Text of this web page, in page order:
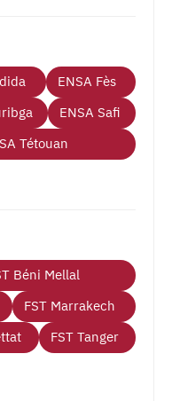
ENSA Fès
ENSA Safi
Tétouan
Béni Mellal
FST Marrakech
FST Tanger